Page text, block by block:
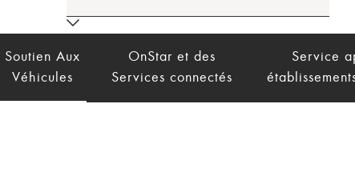
Soutien Aux
Véhicules
OnStar et des
Services connectés
Service